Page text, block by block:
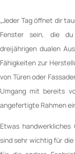
„Jeder Tag öffnet dir
Fenster sein, die
dreijährigen dualen
Fähigkeiten zur
von Türen oder
Umgang mit bereits
angefertigte Rahmen
Etwas
sind sehr wichtig für